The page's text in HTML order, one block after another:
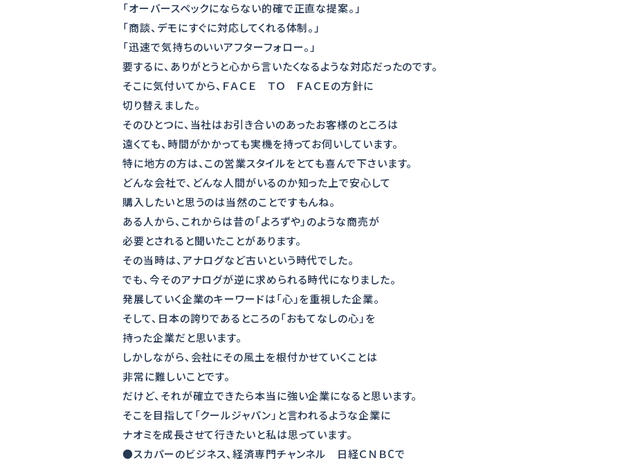
「オーバースペックにならない的確で正直な提案。」
「商談、デモにすぐに対応してくれる体制。」
「迅速で気持ちのいいアフターフォロー。」
要するに、ありがとうと心から言いたくなるような対応だったのです。
そこに気付いてから、ＦＡＣＥ ＴＯ ＦＡＣＥの方針に
切り替えました。
そのひとつに、当社はお引き合いのあったお客様のところは
遠くても、時間がかかっても実機を持ってお伺いしています。
特に地方の方は、この営業スタイルをとても喜んで下さいます。
どんな会社で、どんな人間がいるのか知った上で安心して
購入したいと思うのは当然のことですもんね。
ある人から、これからは昔の「よろずや」のような商売が
必要とされると聞いたことがあります。
その当時は、アナログなど古いという時代でした。
でも、今そのアナログが逆に求められる時代になりました。
発展していく企業のキーワードは「心」を重視した企業。
そして、日本の誇りであるところの「おもてなしの心」を
持った企業だと思います。
しかしながら、会社にその風土を根付かせていくことは
非常に難しいことです。
だけど、それが確立できたら本当に強い企業になると思います。
そこを目指して「クールジャパン」と言われるような企業に
ナオミを成長させて行きたいと私は思っています。
●スカパーのビジネス、経済専門チャンネル 日経ＣＮＢCで